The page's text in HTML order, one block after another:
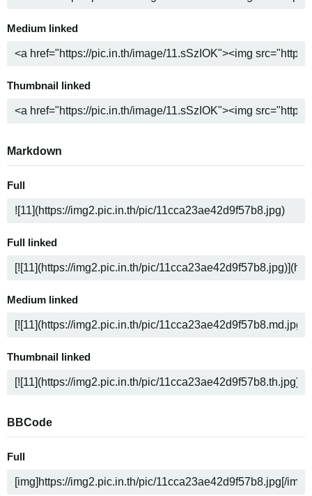
Medium linked
Thumbnail linked
Markdown
Full
Full linked
Medium linked
Thumbnail linked
BBCode
Full